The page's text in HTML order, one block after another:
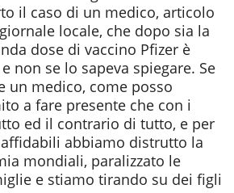
il caso di un medico, articolo
locale, che dopo sia la
dose di vaccino Pfizer è
non se lo sapeva spiegare. Se
un medico, come posso
a fare presente che con i
ed il contrario di tutto, e per
abbiamo distrutto la
mondiali, paralizzato le
e stiamo tirando su dei figli